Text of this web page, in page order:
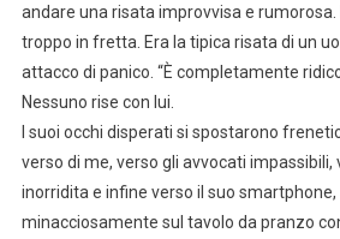
andare una risata improvvisa e
troppo in fretta. Era la tipica risata di un
attacco di panico. “È completamente
Nessuno rise con lui.
I suoi occhi disperati si spostarono
verso di me, verso gli avvocati impassibili,
inorridita e infine verso il suo
minacciosamente sul tavolo da pranzo